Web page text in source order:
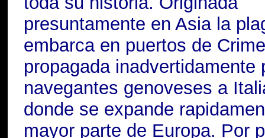
presuntamente en Asia la
embarca en puertos de
propagada inadvertidamente
navegantes genoveses a
donde se expande
mayor parte de Europa. Por